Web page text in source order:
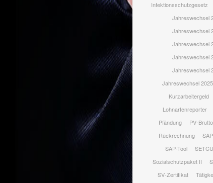
Infektionsschutzgesetz
Jahreswechsel
Jahreswechsel
Jahreswechsel
Jahreswechsel
Jahreswechsel
Jahreswechsel
Kurzarbeitergeld
Lohnartenreporter
Pfändung
PV-Brutto
Rückrechnung
SAP-Tool
SETCU
Sozialschutzpaket II
SV-Zertifikat